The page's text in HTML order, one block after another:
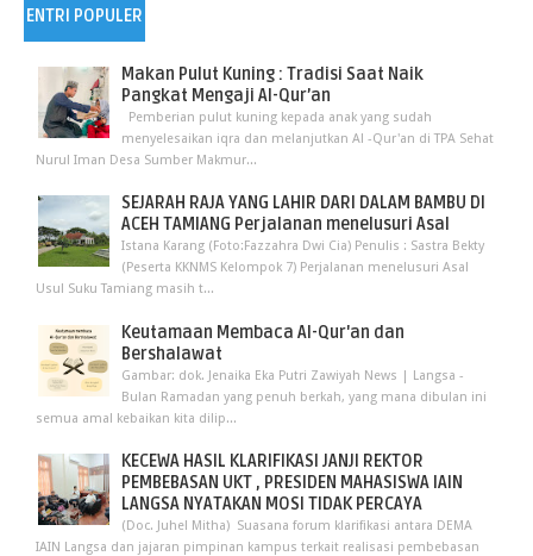
ENTRI POPULER
Makan Pulut Kuning : Tradisi Saat Naik
Pangkat Mengaji Al-Qur’an
Pemberian pulut kuning kepada anak yang sudah
menyelesaikan iqra dan melanjutkan Al -Qur'an di TPA Sehat
Nurul Iman Desa Sumber Makmur...
SEJARAH RAJA YANG LAHIR DARI DALAM BAMBU DI
ACEH TAMIANG Perjalanan menelusuri Asal
Istana Karang (Foto:Fazzahra Dwi Cia) Penulis : Sastra Bekty
(Peserta KKNMS Kelompok 7) Perjalanan menelusuri Asal
Usul Suku Tamiang masih t...
Keutamaan Membaca Al-Qur'an dan
Bershalawat
Gambar: dok. Jenaika Eka Putri Zawiyah News | Langsa -
Bulan Ramadan yang penuh berkah, yang mana dibulan ini
semua amal kebaikan kita dilip...
KECEWA HASIL KLARIFIKASI JANJI REKTOR
PEMBEBASAN UKT , PRESIDEN MAHASISWA IAIN
LANGSA NYATAKAN MOSI TIDAK PERCAYA
(Doc. Juhel Mitha) Suasana forum klarifikasi antara DEMA
IAIN Langsa dan jajaran pimpinan kampus terkait realisasi pembebasan